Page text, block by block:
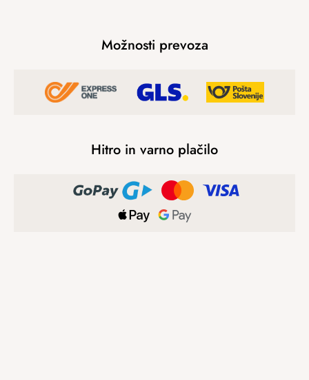
Možnosti prevoza
Hitro in varno plačilo